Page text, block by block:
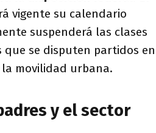
vigente su calendario
suspenderá las clases
se disputen partidos en
movilidad urbana.
y el sector